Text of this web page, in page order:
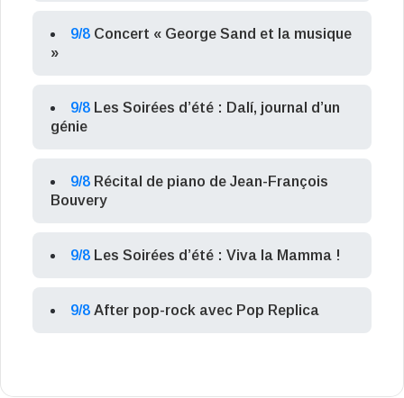
9/8 Concert « George Sand et la musique
»
9/8 Les Soirées d’été : Dalí, journal d’un
génie
9/8 Récital de piano de Jean-François
Bouvery
9/8 Les Soirées d’été : Viva la Mamma !
9/8 After pop-rock avec Pop Replica